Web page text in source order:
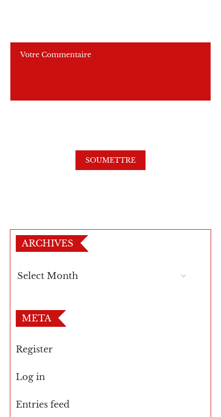
ARCHIVES
META
Register
Log in
Entries feed